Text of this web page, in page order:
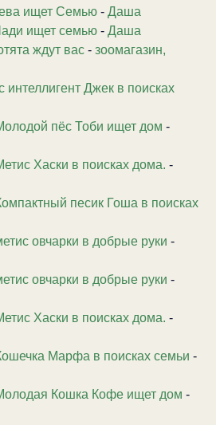
ищет Семью - Даша
ищет семью - Даша
ждут вас - зоомагазин,
интеллигент Джек в поисках
пёс Тоби ищет дом -
Хаски в поисках дома. -
песик Гоша в поисках
овчарки в добрые руки -
овчарки в добрые руки -
Хаски в поисках дома. -
Марфа в поисках семьи -
Кошка Кофе ищет дом -